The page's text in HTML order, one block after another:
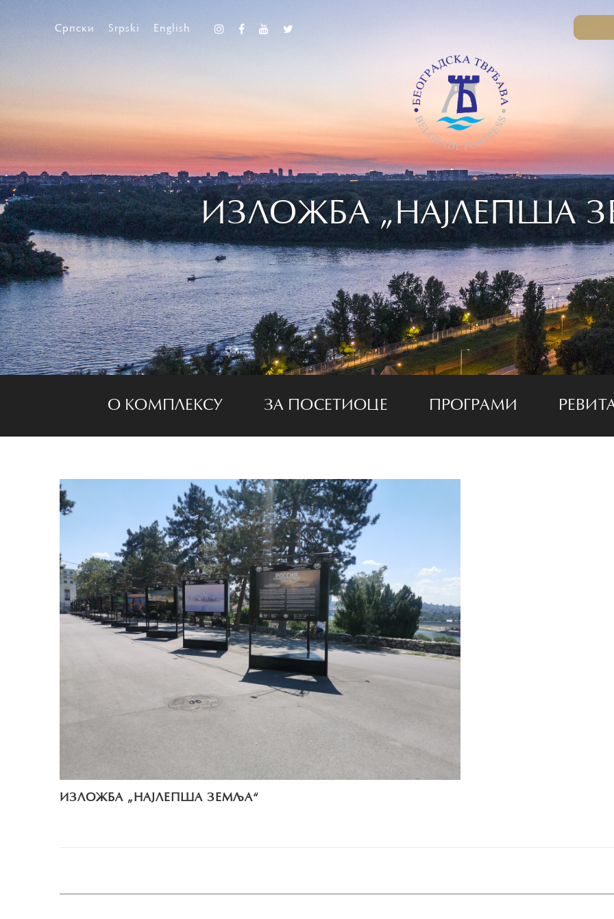
Српски Srpski English
ИЗЛОЖБА „НАЈЛЕПША
О КОМПЛЕКСУ ЗА ПОСЕТИОЦЕ ПРОГРАМИ
ИЗЛОЖБА „НАЈЛЕПША ЗЕМЉА“